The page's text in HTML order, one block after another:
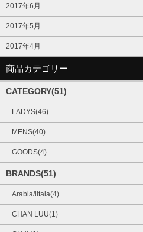
2017年6月
2017年5月
2017年4月
商品カテゴリー
CATEGORY(51)
LADYS(46)
MENS(40)
GOODS(4)
BRANDS(51)
Arabia/iitala(4)
CHAN LUU(1)